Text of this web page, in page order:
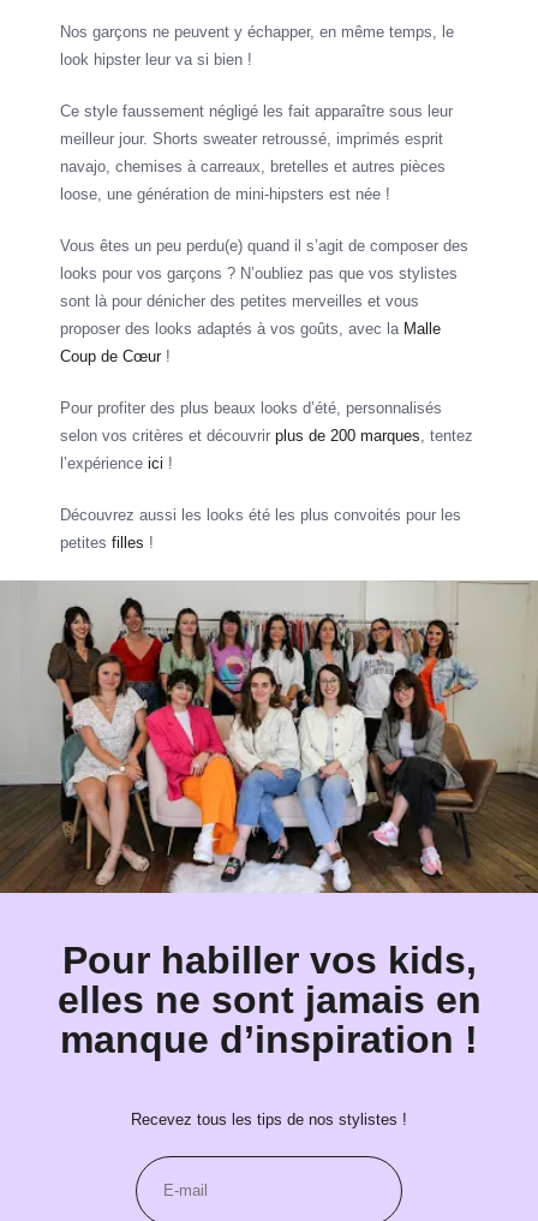
Nos garçons ne peuvent y échapper, en même temps, le
look hipster leur va si bien !
Ce style faussement négligé les fait apparaître sous leur
meilleur jour. Shorts sweater retroussé, imprimés esprit
navajo, chemises à carreaux, bretelles et autres pièces
loose, une génération de mini-hipsters est née !
Vous êtes un peu perdu(e) quand il s’agit de composer des
looks pour vos garçons ? N’oubliez pas que vos stylistes
sont là pour dénicher des petites merveilles et vous
proposer des looks adaptés à vos goûts, avec la Malle
Coup de Cœur !
Pour profiter des plus beaux looks d’été, personnalisés
selon vos critères et découvrir plus de 200 marques, tentez
l’expérience ici !
Découvrez aussi les looks été les plus convoités pour les
petites filles !
Pour habiller vos kids,
elles ne sont jamais en
manque d’inspiration !
Recevez tous les tips de nos stylistes !